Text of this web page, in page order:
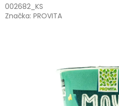
002682_KS
Značka: PROVITA